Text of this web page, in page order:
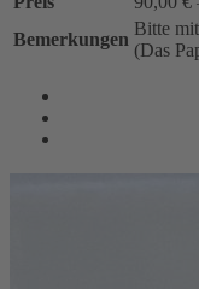
Bemerkungen
Bitte
(Das